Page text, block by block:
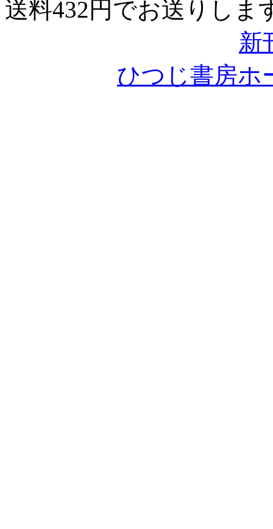
送料432円でお送りしま
新
ひつじ書房ホ